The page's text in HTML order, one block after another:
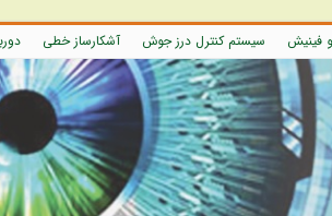
فینیش سیستم کنترل درز جوش آشکارساز خطی